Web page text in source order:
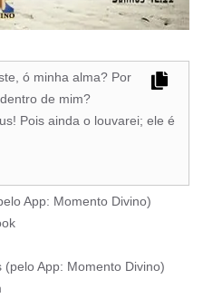
ó minha alma? Por
de mim?
Pois ainda o louvarei; ele é
App: Momento Divino)
(pelo App: Momento Divino)